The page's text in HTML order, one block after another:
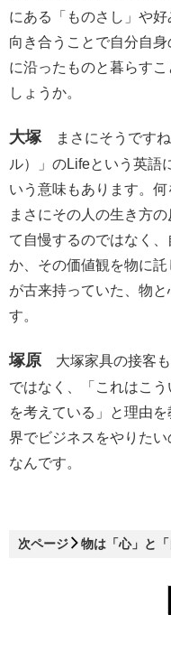
にある「ものさし」や
向き合うことで自分自
に沿ったものと暮らす
しょうか。
大塚まさにそうですね
ル）」のLifeという英語
いう意味もあります。何
まさにその人の生き方
て自慢するのではなく
か、その価値観を物に
が古来持っていた、物
す。
塚原 大塚家具の接客
ではなく、「これはこ
を考えている」と理由
界でビジネスをやりた
なんです。
次ページ 物は「心」と